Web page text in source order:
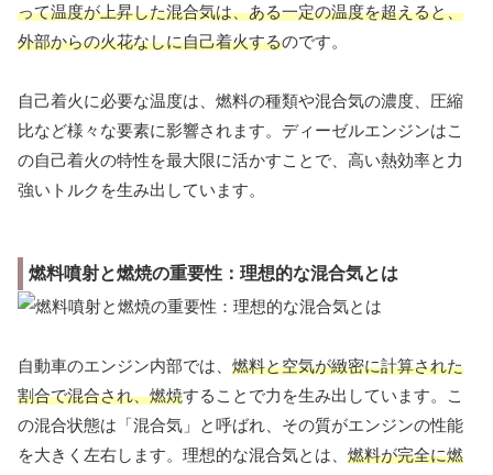
って温度が上昇した混合気は、ある一定の温度を超えると、
外部からの火花なしに自己着火するのです。
自己着火に必要な温度は、燃料の種類や混合気の濃度、圧縮
比など様々な要素に影響されます。ディーゼルエンジンはこ
の自己着火の特性を最大限に活かすことで、高い熱効率と力
強いトルクを生み出しています。
燃料噴射と燃焼の重要性：理想的な混合気とは
自動車のエンジン内部では、 燃料と空気が緻密に計算された
割合で混合され、燃焼することで力を生み出しています。こ
の混合状態は「混合気」と呼ばれ、その質がエンジンの性能
を大きく左右します。理想的な混合気とは、 燃料が完全に燃